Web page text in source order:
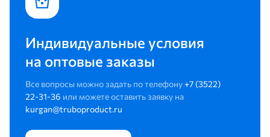
Индивидуальные условия
на оптовые заказы
Все вопросы можно задать по телефону +7 (3522)
22-31-36 или можете оставить заявку на
kurgan@truboproduct.ru